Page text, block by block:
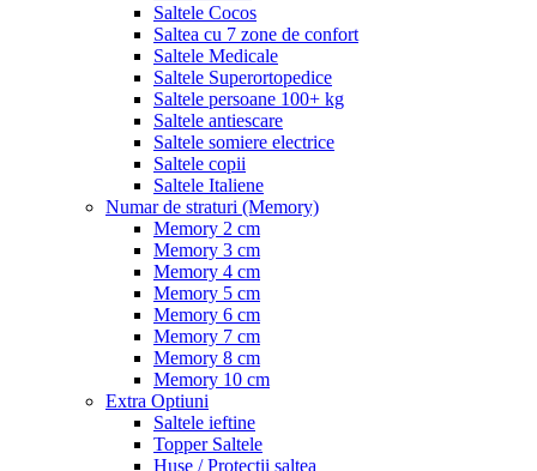
Saltele Cocos
Saltea cu 7 zone de confort
Saltele Medicale
Saltele Superortopedice
Saltele persoane 100+ kg
Saltele antiescare
Saltele somiere electrice
Saltele copii
Saltele Italiene
Numar de straturi (Memory)
Memory 2 cm
Memory 3 cm
Memory 4 cm
Memory 5 cm
Memory 6 cm
Memory 7 cm
Memory 8 cm
Memory 10 cm
Extra Optiuni
Saltele ieftine
Topper Saltele
Huse / Protectii saltea